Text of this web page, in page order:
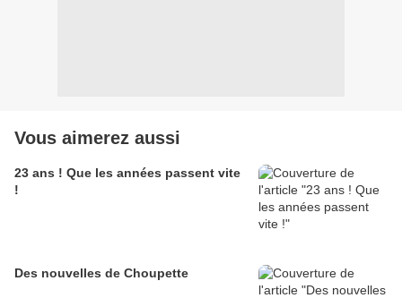
Vous aimerez aussi
23 ans ! Que les années passent vite
!
Des nouvelles de Choupette